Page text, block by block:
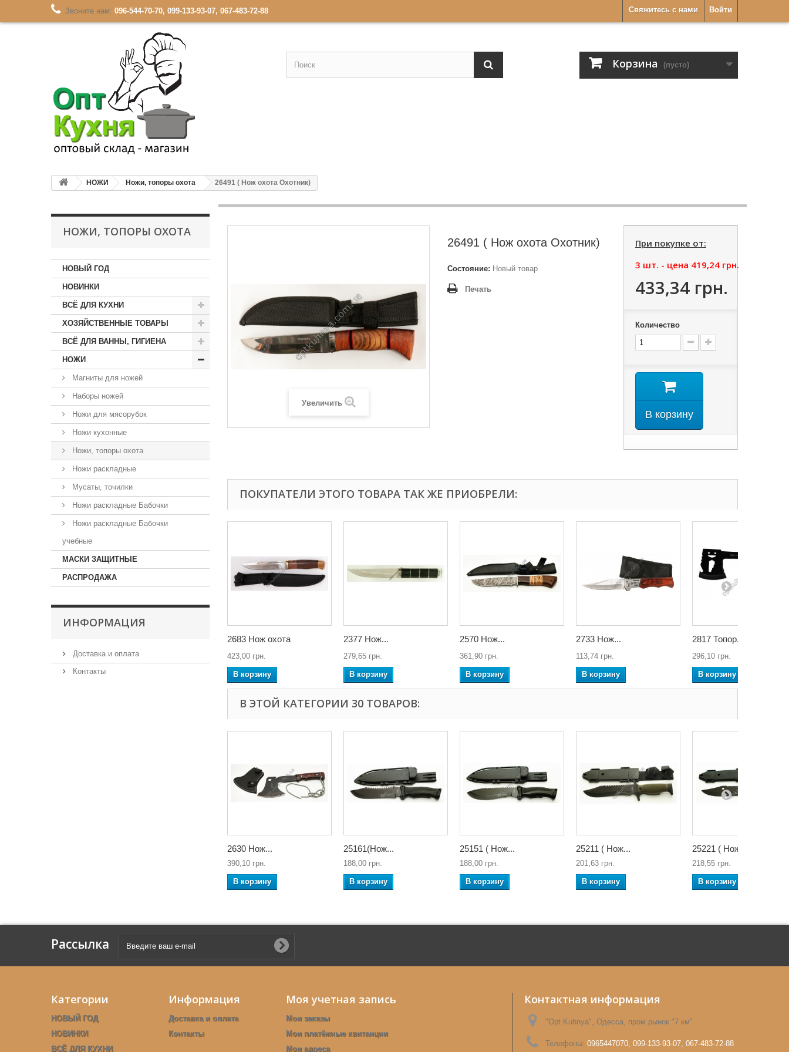
Войти
Свяжитесь с нами
Звоните нам: 096-544-70-70, 099-133-93-07, 067-483-72-88
Корзина (пусто)
НОЖИ Ножи, топоры охота 26491 ( Нож охота Охотник)
НОЖИ, ТОПОРЫ ОХОТА
НОВЫЙ ГОД
НОВИНКИ
ВСЁ ДЛЯ КУХНИ
ХОЗЯЙСТВЕННЫЕ ТОВАРЫ
ВСЁ ДЛЯ ВАННЫ, ГИГИЕНА
НОЖИ
Магниты для ножей
Наборы ножей
Ножи для мясорубок
Ножи кухонные
Ножи, топоры охота
Ножи раскладные
Мусаты, точилки
Ножи раскладные Бабочки
Ножи раскладные Бабочки
учебные
МАСКИ ЗАЩИТНЫЕ
РАСПРОДАЖА
ИНФОРМАЦИЯ
Доставка и оплата
Контакты
Увеличить
26491 ( Нож охота Охотник)
Состояние: Новый товар
Печать
При покупке от:
3 шт. - цена 419,24 грн.
433,34 грн.
Количество
В корзину
ПОКУПАТЕЛИ ЭТОГО ТОВАРА ТАК ЖЕ ПРИОБРЕЛИ:
2683 Нож охота
423,00 грн.
В корзину
2377 Нож...
279,65 грн.
В корзину
2570 Нож...
361,90 грн.
В корзину
2733 Нож...
113,74 грн.
В корзину
2817 Топор...
296,10 грн.
В корзину
В ЭТОЙ КАТЕГОРИИ 30 ТОВАРОВ:
2630 Нож...
390,10 грн.
В корзину
25161(Нож...
188,00 грн.
В корзину
25151 ( Нож...
188,00 грн.
В корзину
25211 ( Нож...
201,63 грн.
В корзину
25221 ( Нож...
218,55 грн.
В корзину
Рассылка
Категории
НОВЫЙ ГОД
НОВИНКИ
ВСЁ ДЛЯ КУХНИ
Информация
Доставка и оплата
Контакты
Моя учетная запись
Мои заказы
Мои платёжные квитанции
Мои адреса
Контактная информация
"Opt Kuhnya", Одесса, пром рынок "7 км"
Телефоны: 0965447070, 099-133-93-07, 067-483-72-88